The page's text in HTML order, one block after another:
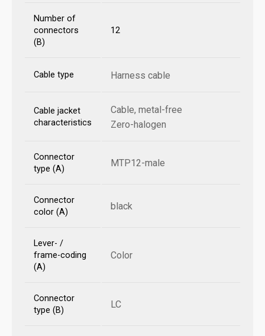
Number of
connectors
(B)
12
Cable type Harness cable
Cable jacket
characteristics
Cable, metal-free
Zero-halogen
Connector
type (A)
MTP12-male
Connector
color (A)
black
Lever- /
frame-coding
(A)
Color
Connector
type (B)
LC